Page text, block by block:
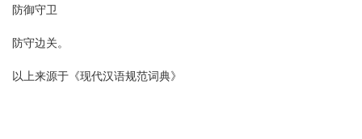
防御守卫
防守边关。
以上来源于《现代汉语规范词典》